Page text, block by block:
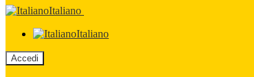
Italiano
Italiano
Accedi